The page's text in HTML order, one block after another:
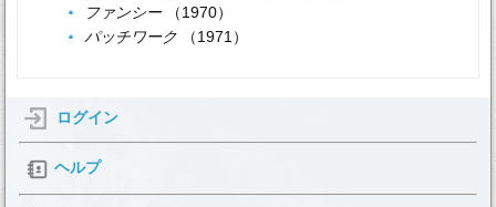
ファンシー（1970）
パッチワーク （1971）
ログイン
ヘルプ